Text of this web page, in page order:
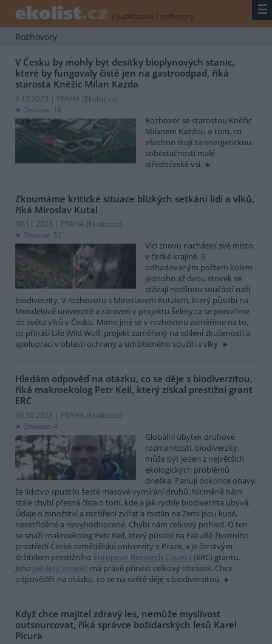
/ publicistika / rozhovory ☰
Rozhovory
V Česku by mohly být desítky bioplynových stanic,
které by fungovaly čistě jen na gastroodpad, říká
starosta Kněžic Milan Kazda
4.12.2023 | PRAHA (Ekolist.cz)
Diskuse: 16
Rozhovor se starostou Kněžic
Milanem Kazdou o tom, co
všechno stojí za energetickou
soběstačností malé
středočeské vsi.
Zkoumáme kritické situace blízkých setkání lidí a vlků,
říká Miroslav Kutal
30.11.2023 | PRAHA (Ekolist.cz)
Diskuse: 52
Vlci znovu nacházejí své místo
v české krajině. S
odhadovaným počtem kolem
jednoho až dvou stovek se
stávají nedílnou součástí naší
biodiverzity. V rozhovoru s Miroslavem Kutalem, který působí na
Mendelově univerzitě a zároveň v projektu Šelmy.cz se ponoříme
do světa vlků v Česku. Mimo jiné se v rozhovoru zaměříme na to,
co přináší Life Wild Wolf, projekt zaměřený na sdílení zkušeností a
spolupráci v oblasti ochrany a udržitelného soužití s vlky.
Hledám odpověď na otázku, co se děje s biodiverzitou,
říká makroekolog Petr Keil, který získal prestižní grant
ERC
30.10.2023 | PRAHA (Ekolist.cz)
Diskuse: 4
Globální úbytek druhové
rozmanitosti, biodiverzity,
může být jeden z největších
ekologických problémů
dneška. Panují dokonce obavy,
že lidstvo spustilo šesté masové vymírání druhů. Nicméně nám
stále chybí přesná čísla o tom, kde a jak rychle biodiverzita ubývá.
Údaje o množství a rozšíření zvířat a rostlin na Zemi jsou kusé,
nesetříděné a nevyhodnocené. Chybí nám celkový pohled. O ten
se snaží makroekolog Petr Keil, který působí na Fakultě životního
prostředí České zemědělské univerzity v Praze, a je čerstvým
držitelem prestižního European Research Council (ERC) grantu.
Jeho pětiletý projekt má právě přinést celkový obrázek. Chce
odpovědět na otázku, co se na světě děje s biodiverzitou.
Když chce majitel zdravý les, nemůže myslivost
outsourcovat, říká správce božídarských lesů Karel
Picura